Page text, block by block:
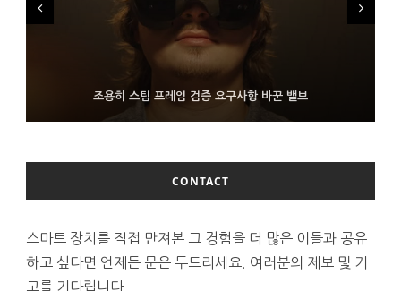
조용히 스팀 프레임 검증 요구사항 바꾼 밸브
9월 4일부터 서비스 접는 안드로이드 장치용 구글 어시스턴트
보인 삼성전자
CONTACT
스마트 장치를 직접 만져본 그 경험을 더 많은 이들과 공유
하고 싶다면 언제든 문은 두드리세요. 여러분의 제보 및 기
고를 기다립니다.